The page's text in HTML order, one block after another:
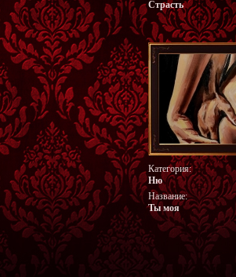
Страсть
Категория:
Ню
Название:
Ты моя